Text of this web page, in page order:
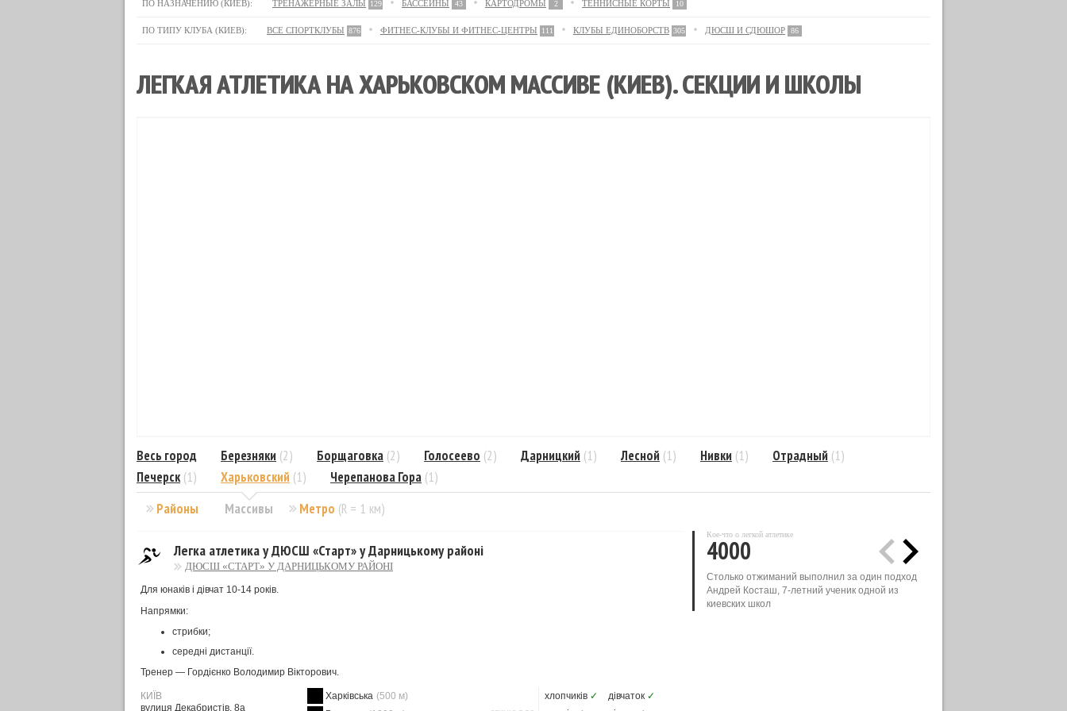
ПО НАЗНАЧЕНИЮ (КИЕВ): ТРЕНАЖЕРНЫЕ ЗАЛЫ 129 БАССЕЙНЫ 43 КАРТОДРОМЫ 2 ТЕННИСНЫЕ КОРТЫ 10
ПО ТИПУ КЛУБА (КИЕВ): ВСЕ СПОРТКЛУБЫ 876 ФИТНЕС-КЛУБЫ И ФИТНЕС-ЦЕНТРЫ 111 КЛУБЫ ЕДИНОБОРСТВ 305 ДЮСШ И СДЮШОР 86
ЛЕГКАЯ АТЛЕТИКА НА ХАРЬКОВСКОМ МАССИВЕ (КИЕВ). СЕКЦИИ И ШКОЛЫ
Районы Массивы
Весь город Березняки (2) Борщаговка (2) Голосеево (2) Дарницкий (1) Лесной (1) Нивки (1) Отрадный (1)
Печерск (1) Харьковский (1) Черепанова Гора (1)
Метро (R = 1 км)
Легка атлетика у ДЮСШ «Старт» у Дарницькому районі
ДЮСШ «СТАРТ» У ДАРНИЦЬКОМУ РАЙОНІ
Для юнаків і дівчат 10-14 років.
Напрямки:
стрибки;
середні дистанції.
Тренер — Гордієнко Володимир Вікторович.
КИЇВ
вулиця Декабристів, 8а
Харківська (500 м)
хлопчиків ✓ дівчаток ✓
Кое-что о легкой атлетике
4000
Столько отжиманий выполнил за один подход
Андрей Косташ, 7-летний ученик одной из
киевских школ